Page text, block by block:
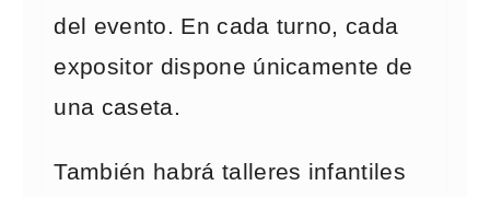
del evento. En cada turno, cada
expositor dispone únicamente de
una caseta.
También habrá talleres infantiles